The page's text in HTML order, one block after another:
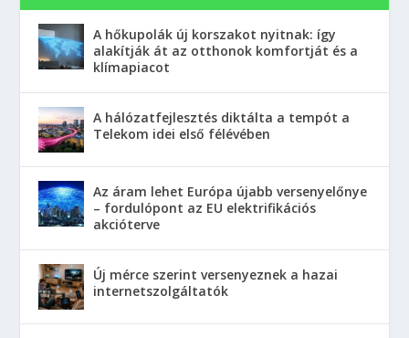
A hőkupolák új korszakot nyitnak: így
alakítják át az otthonok komfortját és a
klímapiacot
A hálózatfejlesztés diktálta a tempót a
Telekom idei első félévében
Az áram lehet Európa újabb versenyelőnye
– fordulópont az EU elektrifikációs
akcióterve
Új mérce szerint versenyeznek a hazai
internetszolgáltatók